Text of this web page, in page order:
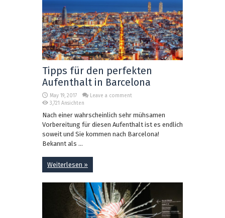
Tipps für den perfekten
Aufenthalt in Barcelona
May 19, 2017
Leave a comment
3,721 Ansichten
Nach einer wahrscheinlich sehr mühsamen
Vorbereitung für diesen Aufenthalt ist es endlich
soweit und Sie kommen nach Barcelona!
Bekannt als ...
Weiterlesen »